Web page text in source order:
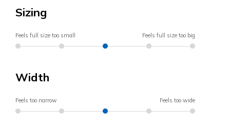
Sizing
Feels full size too small Feels full size too big
Width
Feels too narrow Feels too wide